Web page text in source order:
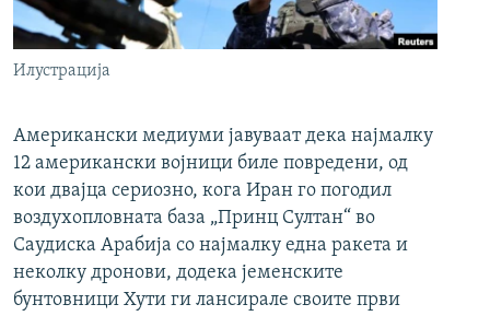
Илустрација
Американски медиуми јавуваат дека најмалку
12 американски војници биле повредени, од
кои двајца сериозно, кога Иран го погодил
воздухопловната база „Принц Султан“ во
Саудиска Арабија со најмалку една ракета и
неколку дронови, додека јеменските
бунтовници Хути ги лансирале своите први